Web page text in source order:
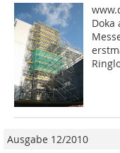
Doka
Ausgabe 12/2010